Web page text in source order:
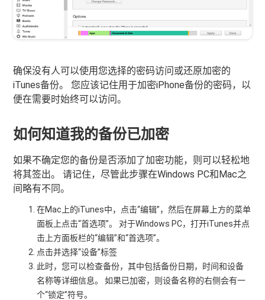
确保没有人可以使用您选择的密码访问或还原加密的
iTunes备份。 您应该记住用于加密iPhone备份的密码，以
便在需要时始终可以访问。
如何知道我的备份已加密
如果不确定您的备份是否添加了加密功能，则可以轻松地
将其签出。 请记住，尽管此步骤在Windows PC和Mac之
间略有不同。
在Mac上的iTunes中，点击“编辑”，然后在屏幕上方的菜单
面板上点击“首选项”。 对于Windows PC，打开iTunes并点
击上方面板栏的“编辑”和“首选项”。
点击并选择“设备”标签
此时，您可以检查备份，其中包括备份日期，时间和设备
名称等详细信息。 如果已加密，则设备名称的右侧会有一
个“锁定”符号。